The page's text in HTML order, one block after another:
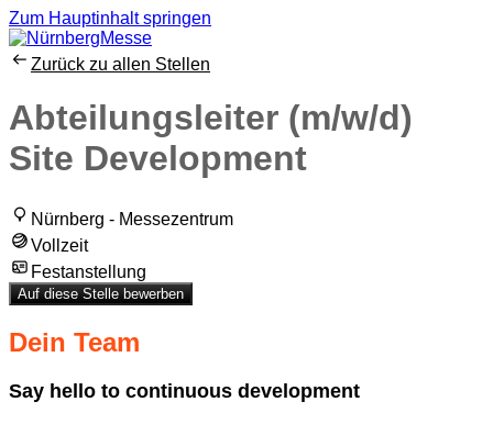
Zum Hauptinhalt springen
Zurück zu allen Stellen
Abteilungsleiter (m/w/d)
Site Development
Nürnberg - Messezentrum
Vollzeit
Festanstellung
Auf diese Stelle bewerben
Dein Team
Say hello to continuous development